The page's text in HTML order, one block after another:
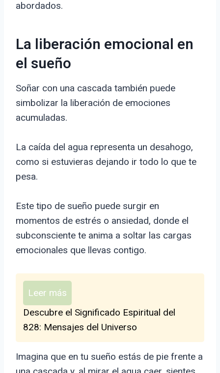
abordados.
La liberación emocional en
el sueño
Soñar con una cascada también puede
simbolizar la liberación de emociones
acumuladas.
La caída del agua representa un desahogo,
como si estuvieras dejando ir todo lo que te
pesa.
Este tipo de sueño puede surgir en
momentos de estrés o ansiedad, donde el
subconsciente te anima a soltar las cargas
emocionales que llevas contigo.
Leer más
Descubre el Significado Espiritual del
828: Mensajes del Universo
Imagina que en tu sueño estás de pie frente a